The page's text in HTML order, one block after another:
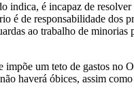
indica, é incapaz de resolver
é de responsabilidade dos
ao trabalho de minorias
um teto de gastos no
haverá óbices, assim